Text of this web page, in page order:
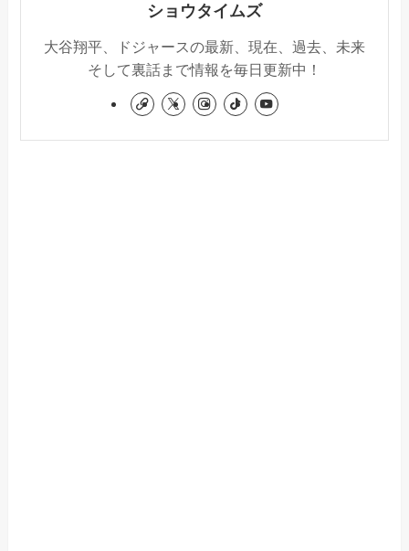
ショウタイムズ
大谷翔平、ドジャースの最新、現在、過去、未来
そして裏話まで情報を毎日更新中！